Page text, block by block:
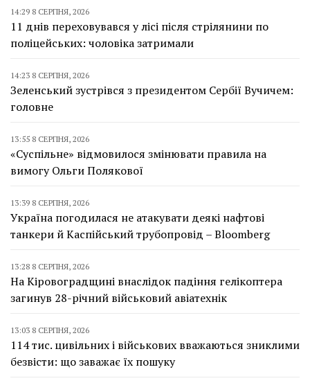
14:29 8 СЕРПНЯ, 2026
11 днів переховувався у лісі після стрілянини по
поліцейських: чоловіка затримали
14:23 8 СЕРПНЯ, 2026
Зеленський зустрівся з президентом Сербії Вучичем:
головне
13:55 8 СЕРПНЯ, 2026
«Суспільне» відмовилося змінювати правила на
вимогу Ольги Полякової
13:39 8 СЕРПНЯ, 2026
Україна погодилася не атакувати деякі нафтові
танкери й Каспійський трубопровід – Bloomberg
13:28 8 СЕРПНЯ, 2026
На Кіровоградщині внаслідок падіння гелікоптера
загинув 28-річний військовий авіатехнік
13:03 8 СЕРПНЯ, 2026
114 тис. цивільних і військових вважаються зниклими
безвісти: що заважає їх пошуку